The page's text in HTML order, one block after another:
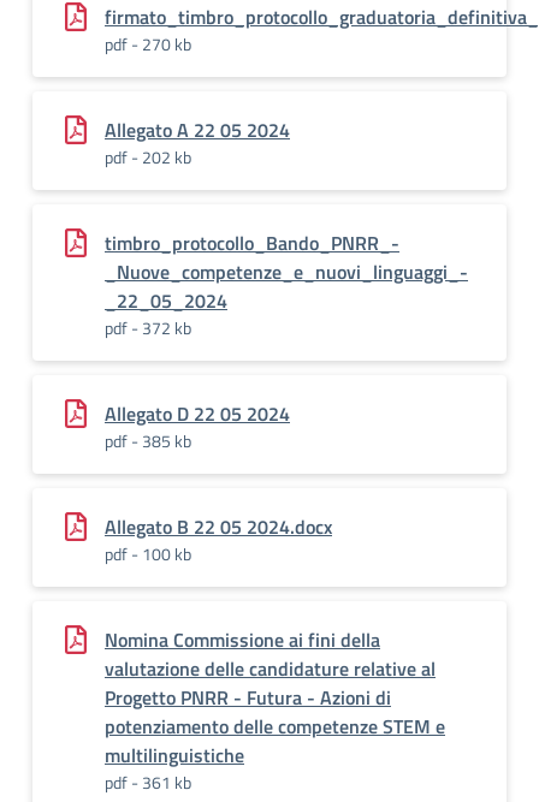
pdf - 270 kb
Allegato A 22 05 2024
pdf - 202 kb
timbro_protocollo_Bando_PNRR_-
_Nuove_competenze_e_nuovi_linguaggi_-
_22_05_2024
pdf - 372 kb
Allegato D 22 05 2024
pdf - 385 kb
Allegato B 22 05 2024.docx
pdf - 100 kb
Nomina Commissione ai fini della
valutazione delle candidature relative al
Progetto PNRR - Futura - Azioni di
potenziamento delle competenze STEM e
multilinguistiche
pdf - 361 kb